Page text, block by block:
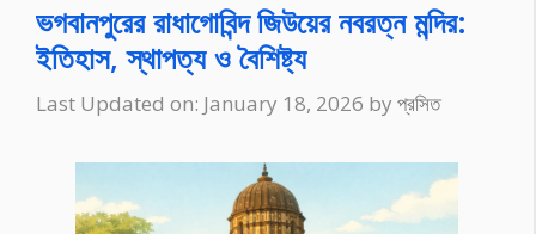
ভগবানপুরের রাধাগোবিন্দ জিউয়ের নবরত্ন মন্দির:
ইতিহাস, স্থাপত্য ও বৈশিষ্ট্য
Last Updated on: January 18, 2026 by প্রসিত